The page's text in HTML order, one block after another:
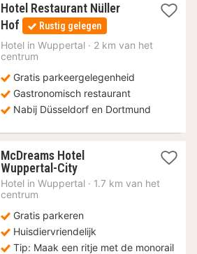
Hotel Restaurant Nüller
Hof 1
nacht
vanaf
57,60
Rustig gelegen
Hotel in Wuppertal · 2 km van het
centrum
Gratis parkeergelegenheid
Gastronomisch restaurant
Nabij Düsseldorf en Dortmund
McDreams Hotel
Wuppertal-City1
nacht
€
Hotel in Wuppertal · 1.7 km van het
centrum
Gratis parkeren
Huisdiervriendelijk
Tip: Maak een ritje met de monorail